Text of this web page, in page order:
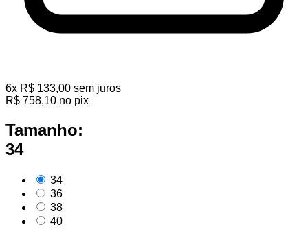
6x R$ 133,00 sem juros
R$ 758,10 no pix
Tamanho:
34
34
36
38
40